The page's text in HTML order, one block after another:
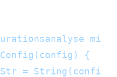
mit
{
=